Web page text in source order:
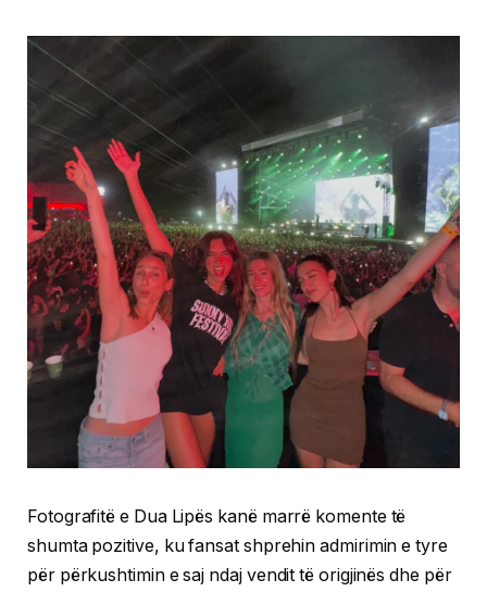
Fotografitë e Dua Lipës kanë marrë komente të
shumta pozitive, ku fansat shprehin admirimin e tyre
për përkushtimin e saj ndaj vendit të origjinës dhe për